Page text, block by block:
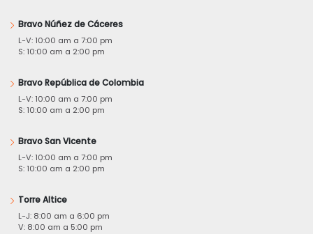
Bravo Núñez de Cáceres
L-V: 10:00 am a 7:00 pm
S: 10:00 am a 2:00 pm
Bravo República de Colombia
L-V: 10:00 am a 7:00 pm
S: 10:00 am a 2:00 pm
Bravo San Vicente
L-V: 10:00 am a 7:00 pm
S: 10:00 am a 2:00 pm
Torre Altice
L-J: 8:00 am a 6:00 pm
V: 8:00 am a 5:00 pm